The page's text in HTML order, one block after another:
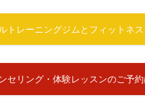
トレーニングジムとフィットネ
セリング・体験レッスンのご予